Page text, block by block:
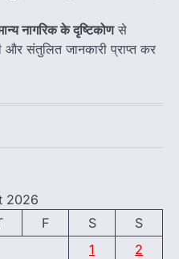
नागरिक के दृष्टिकोणसे
और संतुलित जानकारी प्राप्त कर
2026
F S
S
1
2